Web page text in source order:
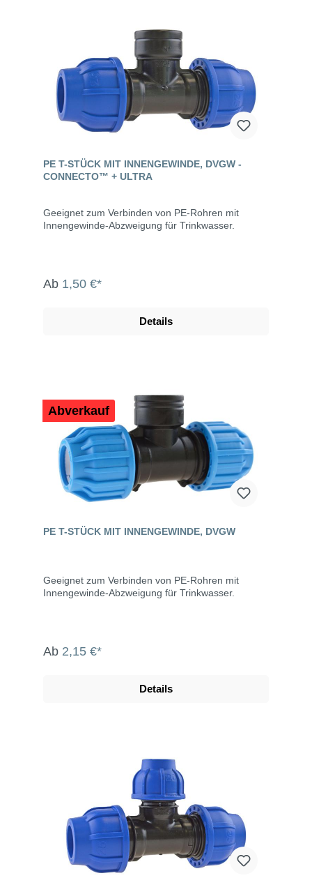
PE T-STÜCK MIT INNENGEWINDE, DVGW -
CONNECTO™ + ULTRA
Geeignet zum Verbinden von PE-Rohren mit
Innengewinde-Abzweigung für Trinkwasser.
Ab 1,50 €*
Details
Abverkauf
PE T-STÜCK MIT INNENGEWINDE, DVGW
Geeignet zum Verbinden von PE-Rohren mit
Innengewinde-Abzweigung für Trinkwasser.
Ab 2,15 €*
Details